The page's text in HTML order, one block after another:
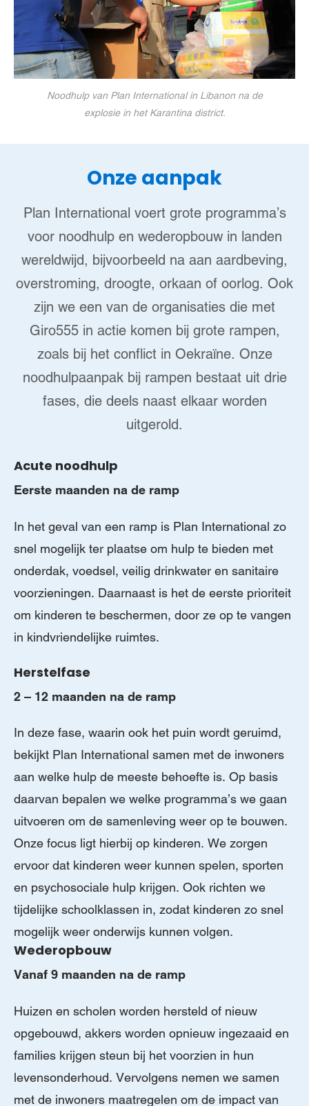
Noodhulp van Plan International in Libanon na de
explosie in het Karantina district.
Onze aanpak
Plan International voert grote programma’s
voor noodhulp en wederopbouw in landen
wereldwijd, bijvoorbeeld na aan aardbeving,
overstroming, droogte, orkaan of oorlog. Ook
zijn we een van de organisaties die met
Giro555 in actie komen bij grote rampen,
zoals bij het conflict in Oekraïne. Onze
noodhulpaanpak bij rampen bestaat uit drie
fases, die deels naast elkaar worden
uitgerold.
Acute noodhulp
Eerste maanden na de ramp
In het geval van een ramp is Plan International zo
snel mogelijk ter plaatse om hulp te bieden met
onderdak, voedsel, veilig drinkwater en sanitaire
voorzieningen. Daarnaast is het de eerste prioriteit
om kinderen te beschermen, door ze op te vangen
in kindvriendelijke ruimtes.
Herstelfase
2 – 12 maanden na de ramp
In deze fase, waarin ook het puin wordt geruimd,
bekijkt Plan International samen met de inwoners
aan welke hulp de meeste behoefte is. Op basis
daarvan bepalen we welke programma’s we gaan
uitvoeren om de samenleving weer op te bouwen.
Onze focus ligt hierbij op kinderen. We zorgen
ervoor dat kinderen weer kunnen spelen, sporten
en psychosociale hulp krijgen. Ook richten we
tijdelijke schoolklassen in, zodat kinderen zo snel
mogelijk weer onderwijs kunnen volgen.
Wederopbouw
Vanaf 9 maanden na de ramp
Huizen en scholen worden hersteld of nieuw
opgebouwd, akkers worden opnieuw ingezaaid en
families krijgen steun bij het voorzien in hun
levensonderhoud. Vervolgens nemen we samen
met de inwoners maatregelen om de impact van